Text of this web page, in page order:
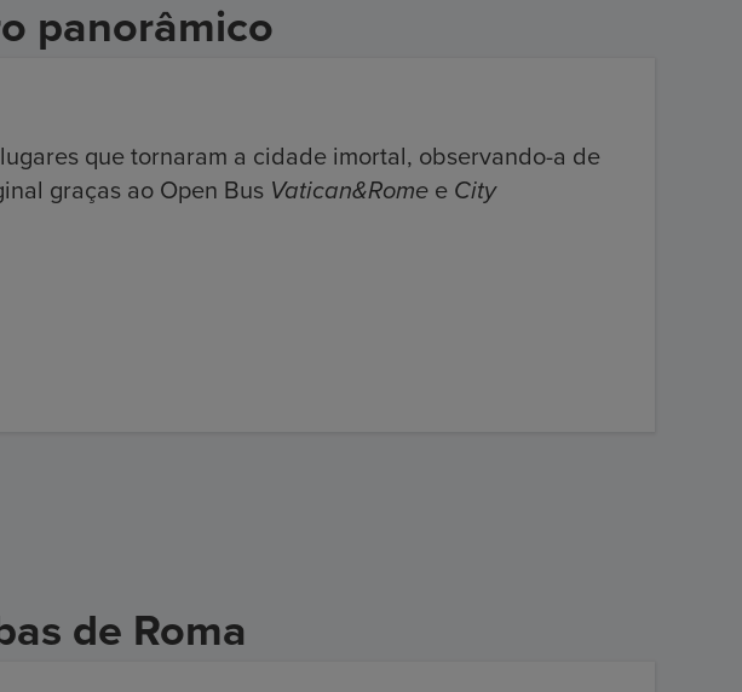
panorâmico
que tornaram a cidade imortal, observando-a de
graças ao Open Bus Vatican&Rome e City
de Roma